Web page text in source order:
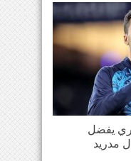
يفضل
مدريد